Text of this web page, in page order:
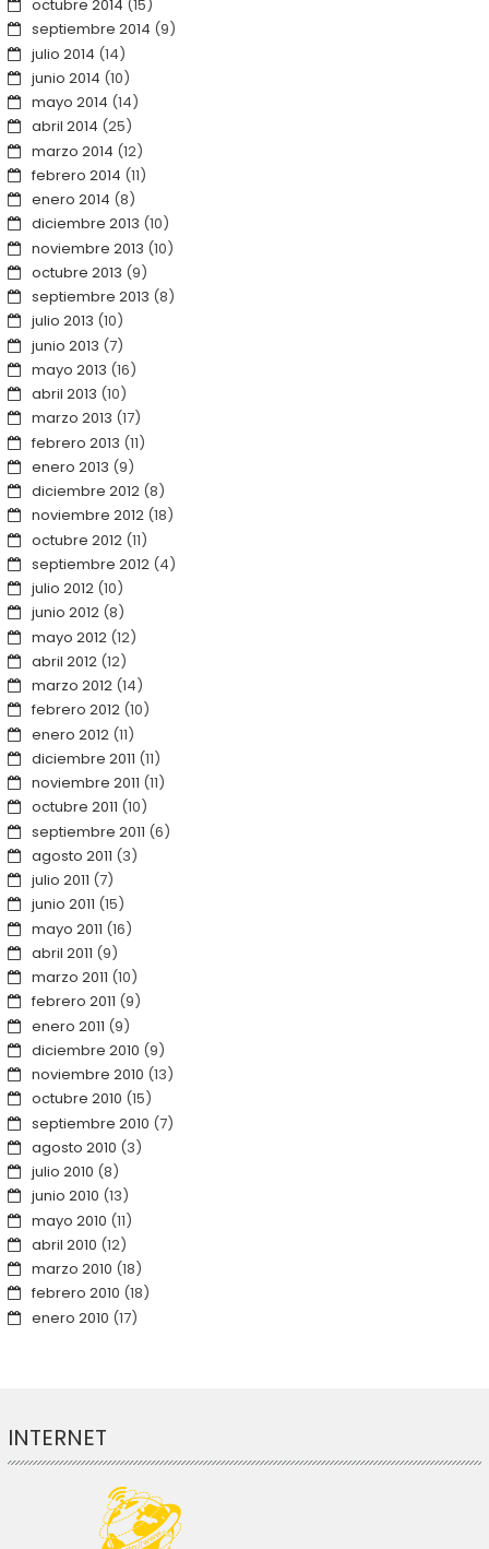
octubre 2014 (15)
septiembre 2014 (9)
julio 2014 (14)
junio 2014 (10)
mayo 2014 (14)
abril 2014 (25)
marzo 2014 (12)
febrero 2014 (11)
enero 2014 (8)
diciembre 2013 (10)
noviembre 2013 (10)
octubre 2013 (9)
septiembre 2013 (8)
julio 2013 (10)
junio 2013 (7)
mayo 2013 (16)
abril 2013 (10)
marzo 2013 (17)
febrero 2013 (11)
enero 2013 (9)
diciembre 2012(8)
noviembre 2012(18)
octubre 2012(11)
septiembre 2012(4)
julio 2012(10)
junio 2012(8)
mayo 2012(12)
abril 2012(12)
marzo 2012(14)
febrero 2012(10)
enero 2012(11)
diciembre 2011 (11)
noviembre 2011 (11)
octubre 2011 (10)
septiembre 2011 (6)
agosto 2011 (3)
julio 2011 (7)
junio 2011 (15)
mayo 2011 (16)
abril 2011 (9)
marzo 2011 (10)
febrero 2011 (9)
enero 2011 (9)
diciembre 2010 (9)
noviembre 2010 (13)
octubre 2010 (15)
septiembre 2010 (7)
agosto 2010 (3)
julio 2010 (8)
junio 2010 (13)
mayo 2010 (11)
abril 2010 (12)
marzo 2010 (18)
febrero 2010 (18)
enero 2010 (17)
INTERNET